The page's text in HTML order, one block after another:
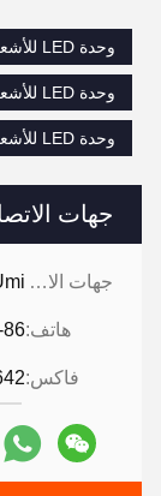
جهات
جهات الاتصال:
هاتف:86--18926468268-15989898006
فاكس:
وحدة LED للأشعة فوق البنفسجية عالية الطاقة
وحدة LED للأشعة فوق البنفسجية 120 وات
وحدة LED للأشعة فوق البنفسجية 640 وات